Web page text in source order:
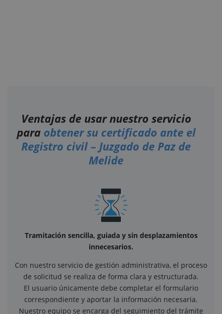
Ventajas de usar nuestro servicio
para obtener su certificado ante el
Registro civil – Juzgado de Paz de
Melide
Tramitación sencilla, guiada y sin desplazamientos
innecesarios.
Con nuestro servicio de gestión administrativa, el proceso
de solicitud se realiza de forma clara y estructurada.
El usuario únicamente debe completar el formulario
correspondiente y aportar la información necesaria.
Nuestro equipo se encarga del seguimiento del trámite